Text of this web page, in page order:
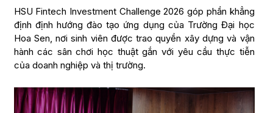
HSU Fintech Investment Challenge 2026 góp phần khẳng
định định hướng đào tạo ứng dụng của Trường Đại học
Hoa Sen, nơi sinh viên được trao quyền xây dựng và vận
hành các sân chơi học thuật gắn với yêu cầu thực tiễn
của doanh nghiệp và thị trường.